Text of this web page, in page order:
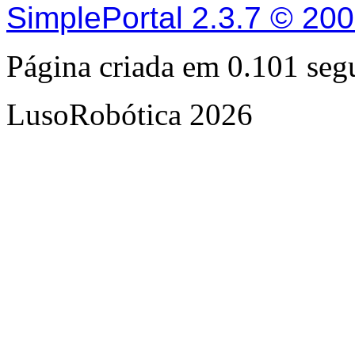
SimplePortal 2.3.7 ©
Página criada em 0.101
LusoRobótica 2026